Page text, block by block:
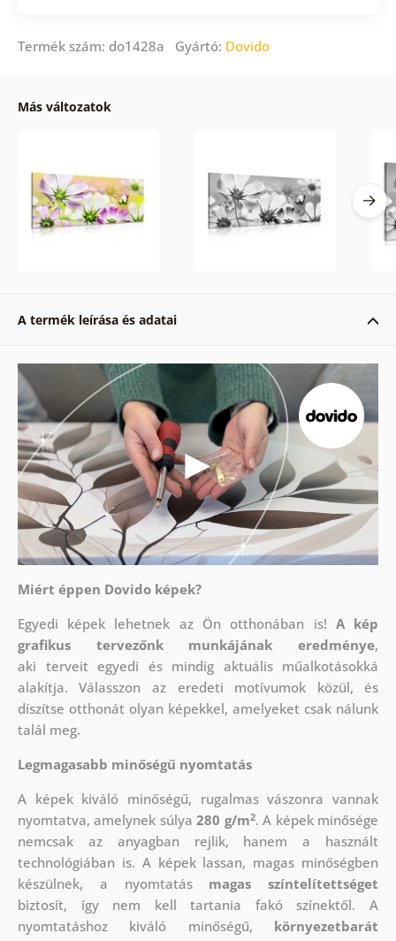
Termék szám: do1428a Gyártó: Dovido
Más változatok
A termék leírása és adatai
Miért éppen Dovido képek?
Egyedi képek lehetnek az Ön otthonában is! A kép
grafikus tervezőnk munkájának eredménye,
aki terveit egyedi és mindig aktuális műalkotásokká
alakítja. Válasszon az eredeti motívumok közül, és
díszítse otthonát olyan képekkel, amelyeket csak nálunk
talál meg.
Legmagasabb minőségű nyomtatás
A képek kiváló minőségű, rugalmas vászonra vannak
nyomtatva, amelynek súlya280 g/m2. A képek minősége
nemcsak az anyagban rejlik, hanem a használt
technológiában is. A képek lassan, magas minőségben
készülnek, a nyomtatás magas színtelítettséget
biztosít, így nem kell tartania fakó színektől. A
nyomtatáshoz kiváló minőségű, környezetbarát